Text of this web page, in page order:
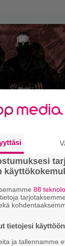
88
tietojesi
ja tallennamme